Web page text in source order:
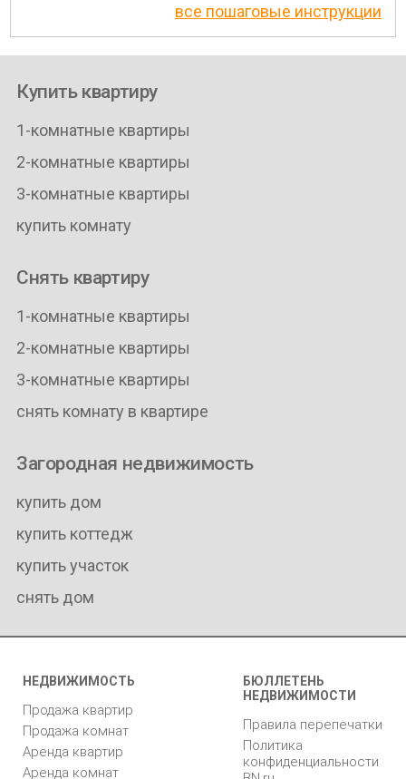
все пошаговые инструкции
Купить квартиру
1-комнатные квартиры
2-комнатные квартиры
3-комнатные квартиры
купить комнату
Снять квартиру
1-комнатные квартиры
2-комнатные квартиры
3-комнатные квартиры
снять комнату в квартире
Загородная недвижимость
купить дом
купить коттедж
купить участок
снять дом
НЕДВИЖИМОСТЬ
Продажа квартир
Продажа комнат
Аренда квартир
Аренда комнат
БЮЛЛЕТЕНЬ
НЕДВИЖИМОСТИ
Правила перепечатки
Политика
конфиденциальности